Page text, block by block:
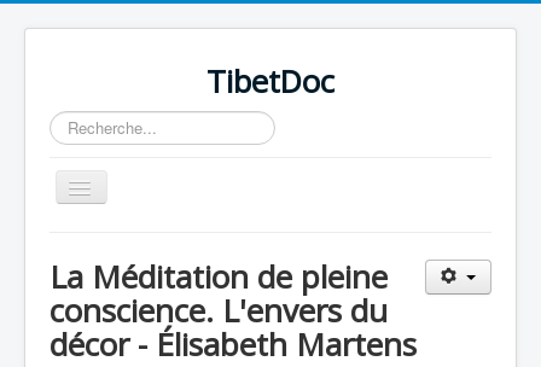
TibetDoc
Rechercher
Basculer
la
La Méditation de pleine
conscience. L'envers du
décor - Élisabeth Martens